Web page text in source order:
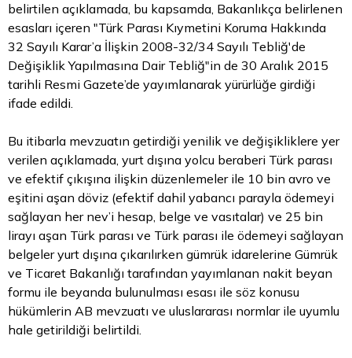
belirtilen açıklamada, bu kapsamda, Bakanlıkça belirlenen
esasları içeren "Türk Parası Kıymetini Koruma Hakkında
32 Sayılı Karar’a İlişkin 2008-32/34 Sayılı Tebliğ'de
Değişiklik Yapılmasına Dair Tebliğ"in de 30 Aralık 2015
tarihli Resmi Gazete’de yayımlanarak yürürlüğe girdiği
ifade edildi.
Bu itibarla mevzuatın getirdiği yenilik ve değişikliklere yer
verilen açıklamada, yurt dışına yolcu beraberi Türk parası
ve efektif çıkışına ilişkin düzenlemeler ile 10 bin avro ve
eşitini aşan döviz (efektif dahil yabancı parayla ödemeyi
sağlayan her nev’i hesap, belge ve vasıtalar) ve 25 bin
lirayı aşan Türk parası ve Türk parası ile ödemeyi sağlayan
belgeler yurt dışına çıkarılırken gümrük idarelerine Gümrük
ve Ticaret Bakanlığı tarafından yayımlanan nakit beyan
formu ile beyanda bulunulması esası ile söz konusu
hükümlerin AB mevzuatı ve uluslararası normlar ile uyumlu
hale getirildiği belirtildi.